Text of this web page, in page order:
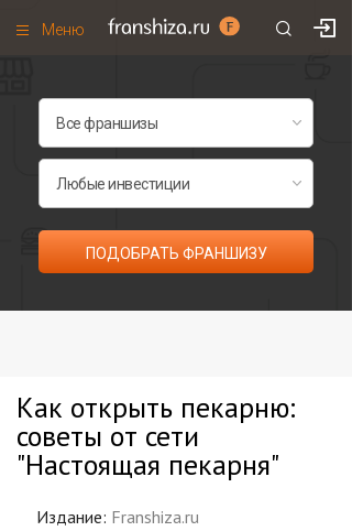
Меню
Франшизы по категориям
Рейтинг франшиз
Все франшизы списком
ПОДОБРАТЬ ФРАНШИЗУ
Как открыть пекарню:
советы от сети
"Настоящая пекарня"
Издание: Franshiza.ru